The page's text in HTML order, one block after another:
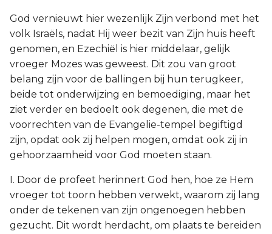
God vernieuwt hier wezenlijk Zijn verbond met het
volk Israëls, nadat Hij weer bezit van Zijn huis heeft
genomen, en Ezechiël is hier middelaar, gelijk
vroeger Mozes was geweest. Dit zou van groot
belang zijn voor de ballingen bij hun terugkeer,
beide tot onderwijzing en bemoediging, maar het
ziet verder en bedoelt ook degenen, die met de
voorrechten van de Evangelie-tempel begiftigd
zijn, opdat ook zij helpen mogen, omdat ook zij in
gehoorzaamheid voor God moeten staan.
I. Door de profeet herinnert God hen, hoe ze Hem
vroeger tot toorn hebben verwekt, waarom zij lang
onder de tekenen van zijn ongenoegen hebben
gezucht. Dit wordt herdacht, om plaats te bereiden